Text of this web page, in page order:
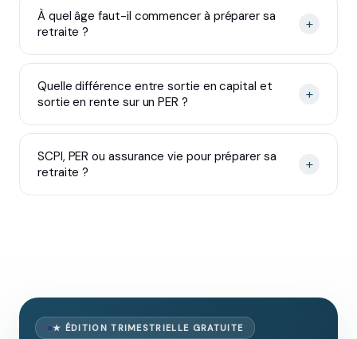
À quel âge faut-il commencer à préparer sa
retraite ?
+
Quelle différence entre sortie en capital et
sortie en rente sur un PER ?
+
SCPI, PER ou assurance vie pour préparer sa
retraite ?
+
★ ÉDITION TRIMESTRIELLE GRATUITE